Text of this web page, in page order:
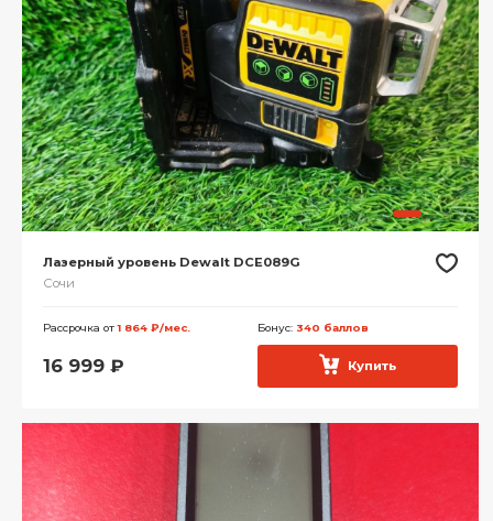
Лазерный уровень Dewalt DCE089G
Сочи
Рассрочка от1 864 ₽/мес. Бонус: 340 баллов
16 999 ₽ Купить